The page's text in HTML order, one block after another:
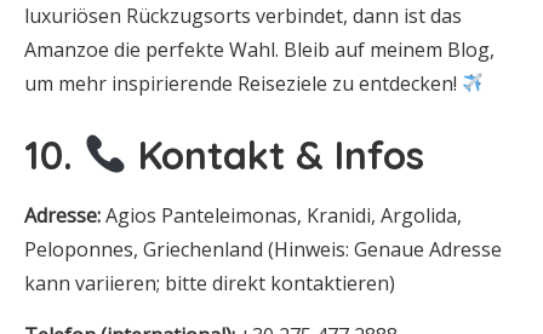
luxuriösen Rückzugsorts verbindet, dann ist das
Amanzoe die perfekte Wahl. Bleib auf meinem Blog,
um mehr inspirierende Reiseziele zu entdecken!
10. Kontakt & Infos
Adresse:Agios Panteleimonas, Kranidi, Argolida,
Peloponnes, Griechenland (Hinweis: Genaue Adresse
kann variieren; bitte direkt kontaktieren)